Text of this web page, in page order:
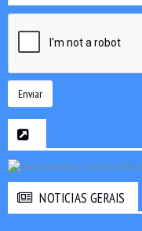
Enviar
NOTICIAS GERAIS